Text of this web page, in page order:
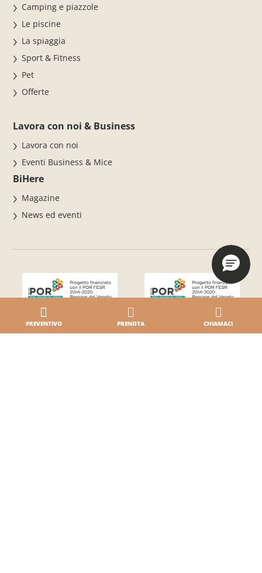
PREVENTIVO PRENOTA CHIAMACI
Camping e piazzole
Le piscine
La spiaggia
Sport & Fitness
Pet
Offerte
Lavora con noi & Business
Lavora con noi
Eventi Business & Mice
BiHere
Magazine
News ed eventi